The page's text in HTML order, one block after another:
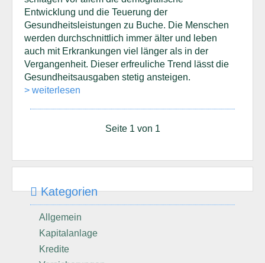
Entwicklung und die Teuerung der
Gesundheitsleistungen zu Buche. Die Menschen
werden durchschnittlich immer älter und leben
auch mit Erkrankungen viel länger als in der
Vergangenheit. Dieser erfreuliche Trend lässt die
Gesundheitsausgaben stetig ansteigen.
> weiterlesen
Seite 1 von 1
Kategorien
Allgemein
Kapitalanlage
Kredite